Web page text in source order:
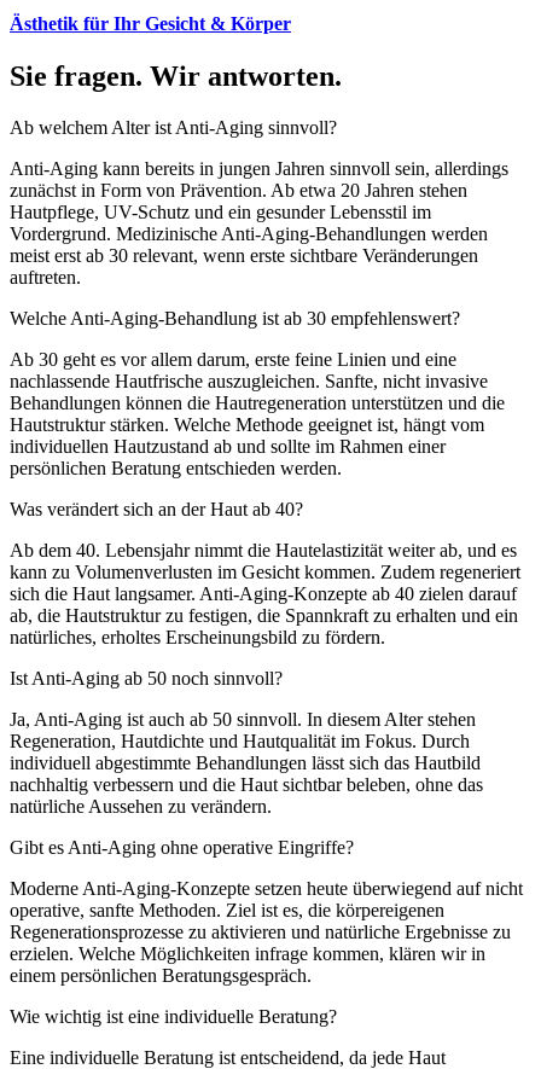
Ästhetik für Ihr Gesicht & Körper
Sie fragen. Wir antworten.
Ab welchem Alter ist Anti-Aging sinnvoll?
Anti-Aging kann bereits in jungen Jahren sinnvoll sein, allerdings
zunächst in Form von Prävention. Ab etwa 20 Jahren stehen
Hautpflege, UV-Schutz und ein gesunder Lebensstil im
Vordergrund. Medizinische Anti-Aging-Behandlungen werden
meist erst ab 30 relevant, wenn erste sichtbare Veränderungen
auftreten.
Welche Anti-Aging-Behandlung ist ab 30 empfehlenswert?
Ab 30 geht es vor allem darum, erste feine Linien und eine
nachlassende Hautfrische auszugleichen. Sanfte, nicht invasive
Behandlungen können die Hautregeneration unterstützen und die
Hautstruktur stärken. Welche Methode geeignet ist, hängt vom
individuellen Hautzustand ab und sollte im Rahmen einer
persönlichen Beratung entschieden werden.
Was verändert sich an der Haut ab 40?
Ab dem 40. Lebensjahr nimmt die Hautelastizität weiter ab, und es
kann zu Volumenverlusten im Gesicht kommen. Zudem regeneriert
sich die Haut langsamer. Anti-Aging-Konzepte ab 40 zielen darauf
ab, die Hautstruktur zu festigen, die Spannkraft zu erhalten und ein
natürliches, erholtes Erscheinungsbild zu fördern.
Ist Anti-Aging ab 50 noch sinnvoll?
Ja, Anti-Aging ist auch ab 50 sinnvoll. In diesem Alter stehen
Regeneration, Hautdichte und Hautqualität im Fokus. Durch
individuell abgestimmte Behandlungen lässt sich das Hautbild
nachhaltig verbessern und die Haut sichtbar beleben, ohne das
natürliche Aussehen zu verändern.
Gibt es Anti-Aging ohne operative Eingriffe?
Moderne Anti-Aging-Konzepte setzen heute überwiegend auf nicht
operative, sanfte Methoden. Ziel ist es, die körpereigenen
Regenerationsprozesse zu aktivieren und natürliche Ergebnisse zu
erzielen. Welche Möglichkeiten infrage kommen, klären wir in
einem persönlichen Beratungsgespräch.
Wie wichtig ist eine individuelle Beratung?
Eine individuelle Beratung ist entscheidend, da jede Haut